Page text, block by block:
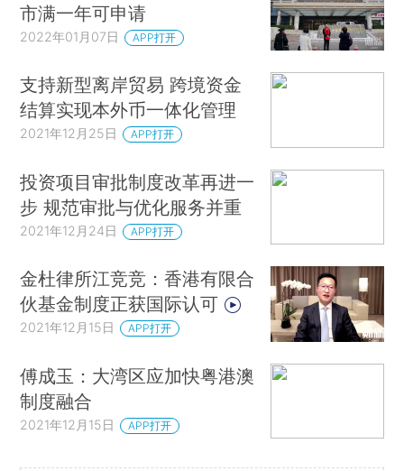
市满一年可申请
2022年01月07日 APP打开
支持新型离岸贸易 跨境资金
结算实现本外币一体化管理
2021年12月25日 APP打开
投资项目审批制度改革再进一
步 规范审批与优化服务并重
2021年12月24日 APP打开
金杜律所江竞竞：香港有限合
伙基金制度正获国际认可
2021年12月15日 APP打开
傅成玉：大湾区应加快粤港澳
制度融合
2021年12月15日 APP打开